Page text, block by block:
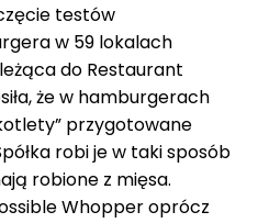
testów
w 59 lokalach
do Restaurant
że w hamburgerach
przygotowane
robi je w taki sposób
robione z mięsa.
Whopper oprócz